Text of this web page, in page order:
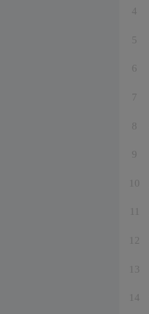
4
5
6
7
8
9
10
12
13
14